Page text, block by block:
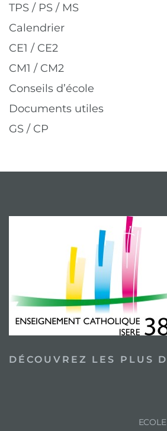
TPS / PS / MS
Calendrier
CE1 / CE2
CM1 / CM2
Conseils d’école
Documents utiles
GS / CP
DÉCOUVREZ LES PLUS